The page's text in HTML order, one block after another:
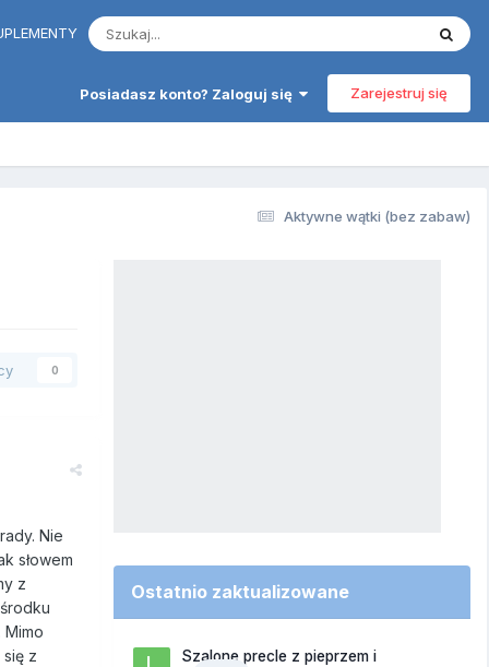
Posiadasz konto? Zaloguj się Zarejestruj się
Aktywne wątki (bez zabaw)
0
Nie
słowem
z
z
Ostatnio zaktualizowane
Szalone precle z pieprzem i